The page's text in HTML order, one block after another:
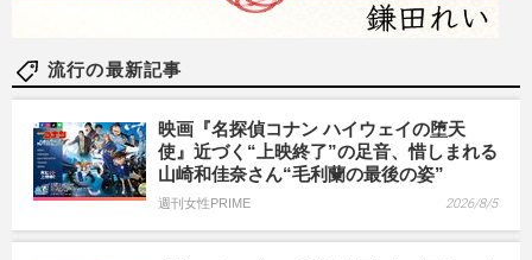
流行の最新記事
映画『名探偵コナン ハイウェイの堕天
使』近づく“上映終了”の足音、惜しまれる
山崎和佳奈さん“毛利蘭の最後の姿”
週刊女性PRIME 2026/8/5